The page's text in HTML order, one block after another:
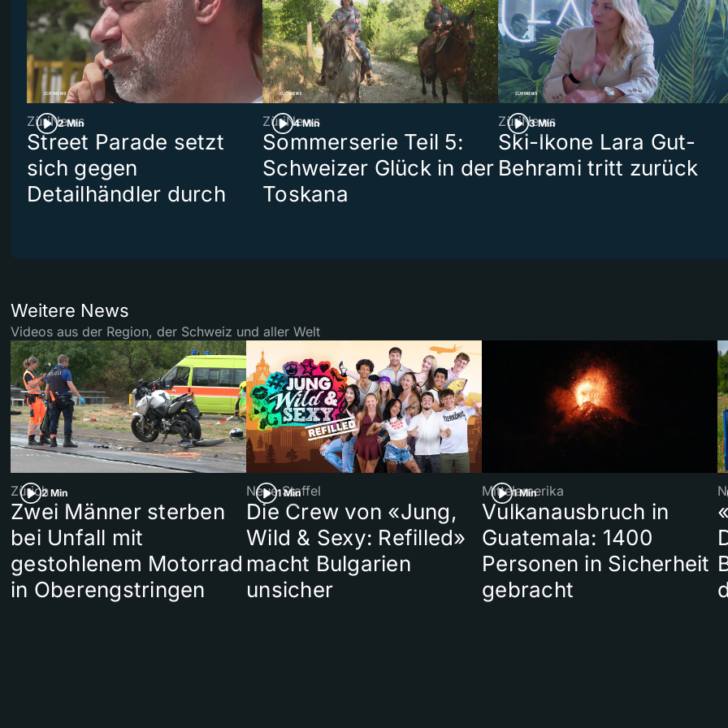
2 Min
ZüriNews
Street Parade setzt
sich gegen
Detailhändler durch
4 Min
ZüriNews
Sommerserie Teil 5:
Schweizer Glück in der
Toskana
3 Min
ZüriNews
Ski-Ikone Lara Gut-
Behrami tritt zurück
Weitere News
Videos aus der Region, der Schweiz und aller Welt
2 Min
Zürich
Zwei Männer sterben
bei Unfall mit
gestohlenem Motorrad
in Oberengstringen
1 Min
Neue Staffel
Die Crew von «Jung,
Wild & Sexy: Refilled»
macht Bulgarien
unsicher
1 Min
Mittelamerika
Vulkanausbruch in
Guatemala: 1400
Personen in Sicherheit
gebracht